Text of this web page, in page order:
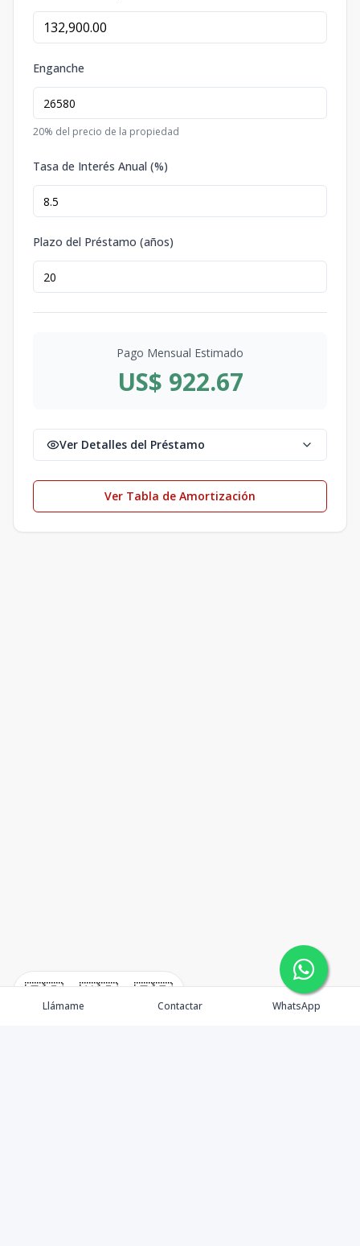
🇪🇸 🇺🇸 🇫🇷
Enganche
20% del precio de la propiedad
Tasa de Interés Anual (%)
Plazo del Préstamo (años)
Pago Mensual Estimado
US$ 922.67
Ver Detalles del Préstamo
Ver Tabla de Amortización
Llámame Contactar WhatsApp